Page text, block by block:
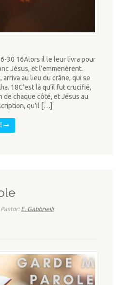
30 16Alors il le leur livra pour
Jésus, et l’emmenèrent.
au lieu du crâne, qui se
18C’est là qu’il fut crucifié,
de chaque côté, et Jésus au
qu’il […]
E. Gabbrielli